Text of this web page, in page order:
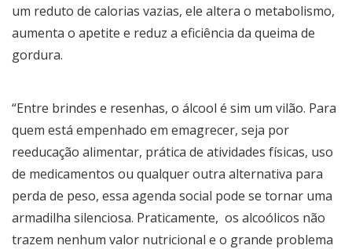
um reduto de calorias vazias, ele altera o metabolismo,
aumenta o apetite e reduz a eficiência da queima de
gordura.
“Entre brindes e resenhas, o álcool é sim um vilão. Para
quem está empenhado em emagrecer, seja por
reeducação alimentar, prática de atividades físicas, uso
de medicamentos ou qualquer outra alternativa para
perda de peso, essa agenda social pode se tornar uma
armadilha silenciosa. Praticamente, os alcoólicos não
trazem nenhum valor nutricional e o grande problema